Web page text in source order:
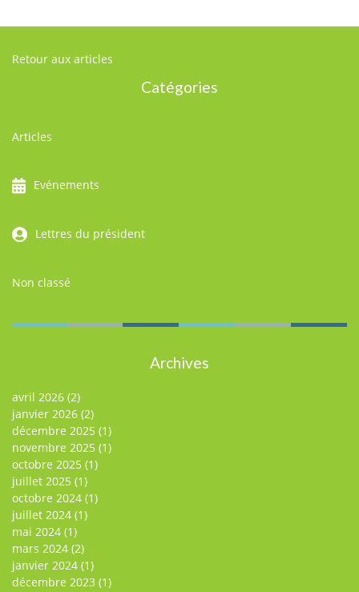
Retour aux articles
Catégories
Articles
Evénements
Lettres du président
Non classé
Archives
avril 2026 (2)
janvier 2026 (2)
décembre 2025 (1)
novembre 2025 (1)
octobre 2025 (1)
juillet 2025 (1)
octobre 2024 (1)
juillet 2024 (1)
mai 2024 (1)
mars 2024 (2)
janvier 2024 (1)
décembre 2023 (1)